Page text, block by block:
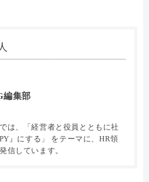
編集部
は、「経営者と役員とともに社
』にする」 をテーマに、HR領
信しています。